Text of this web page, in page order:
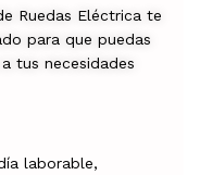
Ruedas Eléctrica te
para que puedas
tus necesidades
laborable,